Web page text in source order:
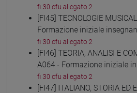
fi 30 cfu allegato 2
[FI45] TECNOLOGIE
Formazione iniziale
fi 30 cfu allegato 2
[FI46] TEORIA, ANALISI E
A064 - Formazione iniziale
fi 30 cfu allegato 2
[FI47] ITALIANO, STORIA ED